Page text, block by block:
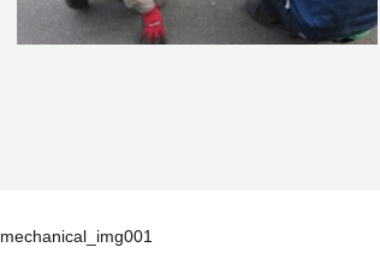
mechanical_img001